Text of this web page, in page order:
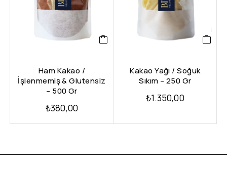
Ham Kakao /
İşlenmemiş & Glutensiz
– 500 Gr
₺380,00
Kakao Yağı / Soğuk
Sıkım – 250 Gr
₺1.350,00